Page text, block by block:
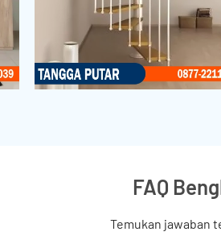
FAQ
Temukan jawaban